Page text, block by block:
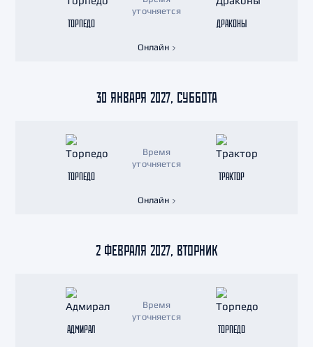
ТОРПЕДО
уточняется
ДРАКОНЫ
Онлайн
30 ЯНВАРЯ 2027, СУББОТА
ТОРПЕДО
Время
уточняется
ТРАКТОР
Онлайн
2 ФЕВРАЛЯ 2027, ВТОРНИК
АДМИРАЛ
Время
уточняется
ТОРПЕДО